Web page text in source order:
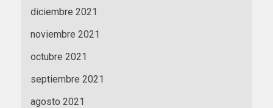
diciembre 2021
noviembre 2021
octubre 2021
septiembre 2021
agosto 2021